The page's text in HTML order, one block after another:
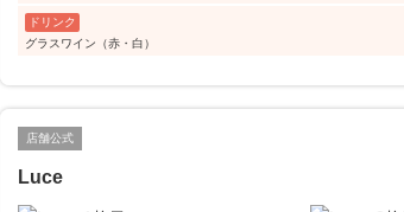
ドリンク
グラスワイン（赤・白）
店舗公式
Luce